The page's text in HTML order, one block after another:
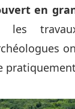
en
les